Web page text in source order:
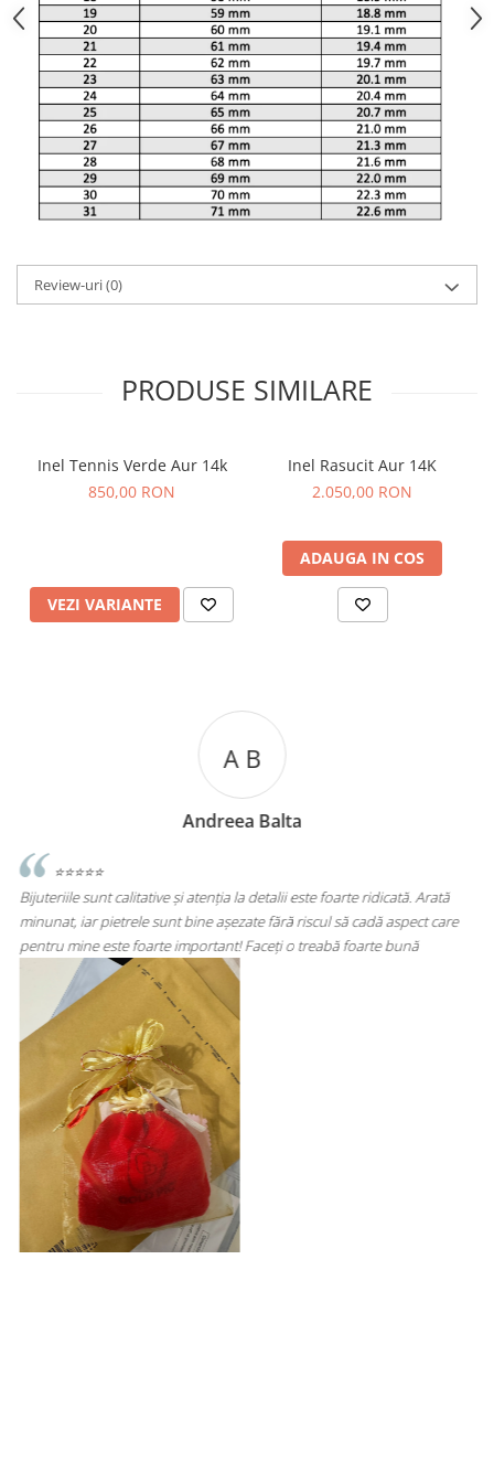
Review-uri(0)
PRODUSE SIMILARE
Inel Tennis Verde Aur 14k
850,00 RON
VEZI VARIANTE
Inel Rasucit Aur 14K
2.050,00 RON
ADAUGA IN COS
care
Andreea Cicu
⭐⭐⭐⭐⭐
Super mulțumită!! Sunt superbi cerceii!!!